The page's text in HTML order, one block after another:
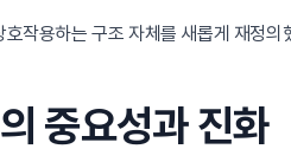
작용하는 구조 자체를 새롭게 재정
중요성과 진화